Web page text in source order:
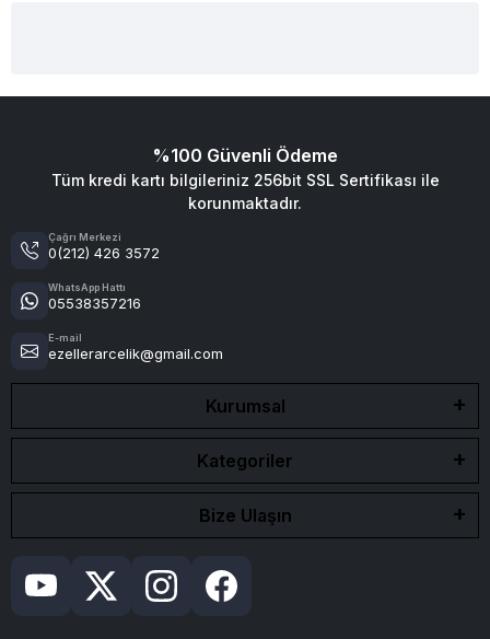
%100 Güvenli Ödeme
Tüm kredi kartı bilgileriniz 256bit SSL Sertifikası ile
korunmaktadır.
Çağrı Merkezi
0(212) 426 3572
WhatsApp Hattı
05538357216
E-mail
ezellerarcelik@gmail.com
Kurumsal
Kategoriler
Bize Ulaşın